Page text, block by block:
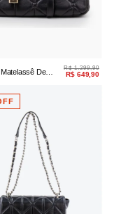
De
R$ 1.299,90
R$ 649,90